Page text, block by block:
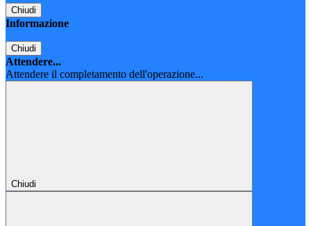
Chiudi
Informazione
Chiudi
Attendere...
Attendere il completamento dell'operazione...
Chiudi